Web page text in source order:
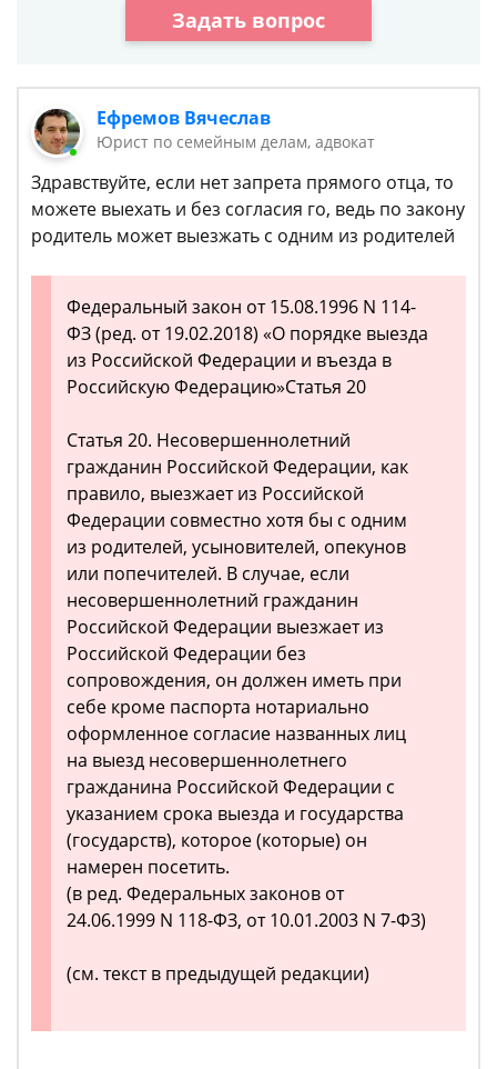
Задать вопрос
Ефремов Вячеслав
Юрист по семейным делам, адвокат
Здравствуйте, если нет запрета прямого отца, то
можете выехать и без согласия го, ведь по закону
родитель может выезжать с одним из родителей
Федеральный закон от 15.08.1996 N 114-
ФЗ (ред. от 19.02.2018) «О порядке выезда
из Российской Федерации и въезда в
Российскую Федерацию»Статья 20
Статья 20. Несовершеннолетний
гражданин Российской Федерации, как
правило, выезжает из Российской
Федерации совместно хотя бы с одним
из родителей, усыновителей, опекунов
или попечителей. В случае, если
несовершеннолетний гражданин
Российской Федерации выезжает из
Российской Федерации без
сопровождения, он должен иметь при
себе кроме паспорта нотариально
оформленное согласие названных лиц
на выезд несовершеннолетнего
гражданина Российской Федерации с
указанием срока выезда и государства
(государств), которое (которые) он
намерен посетить.
(в ред. Федеральных законов от
24.06.1999 N 118-ФЗ, от 10.01.2003 N 7-ФЗ)
(см. текст в предыдущей редакции)